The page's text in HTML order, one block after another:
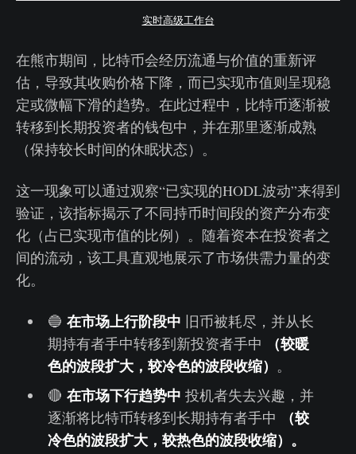
实时高级工作台
在熊市期间，比特币会经历流通与价值的重新评
估，导致其收购价格下降，而已实现市值则呈现稳
定或微幅下滑的趋势。在此过程中，比特币逐渐被
转移到长期投资者的钱包中，并在那里逐渐成熟
（保持较长时间的休眠状态）。
这一现象可以通过观察“已实现的HODL波动”来得到
验证，该指标揭示了不同持币时间段的资产分布变
化（占已实现市值的比例）。随着资本在投资者之
间的流动，该工具直观地展示了市场供需力量的变
化。
🔵 在市场上行阶段中 旧币被耗尽，并从长
期持有者手中转移到新投资者手中
（较暖
色的波段扩大，较冷色的波段收缩） 。
🔴 在市场下行趋势中 投机者失去兴趣，并
逐渐将比特币转移到长期持有者手中
（较
冷色的波段扩大，较热色的波段收缩）。